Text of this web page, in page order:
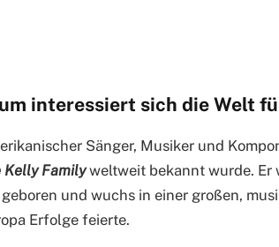
interessiert sich die Welt
Sänger, Musiker und
Kelly Familyweltweit bekannt wurde. Er
und wuchs in einer großen,
Erfolge feierte.